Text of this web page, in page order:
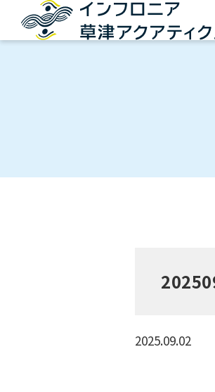
2025.09.02